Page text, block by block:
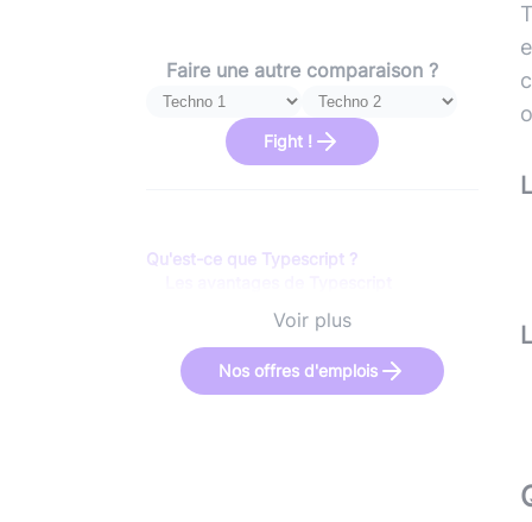
Faire une autre comparaison ?
Fight !
Qu'est-ce que Typescript ?
Qu'est-ce que Angular ?
Les avantages de Angular
Les inconvénients de Angular
La comparaisons : Typescript vs Angular
Voir plus
Nos offres d'emplois